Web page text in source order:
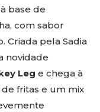
base de
com sabor
Criada pela Sadia
novidade
Leg e chega à
fritas e um mix